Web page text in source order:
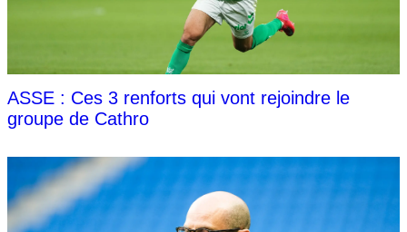
ASSE : Ces 3 renforts qui vont rejoindre le
groupe de Cathro